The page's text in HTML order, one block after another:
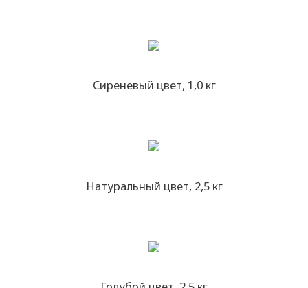
Сиреневый цвет, 1,0 кг
Натуральный цвет, 2,5 кг